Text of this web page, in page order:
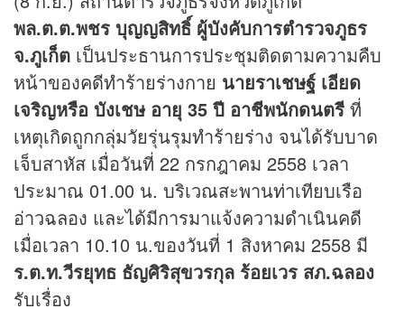
พล.ต.ต.พชร บุญญสิทธิ์ ผู้บังคับการตำรวจภูธร
จ.ภูเก็ต เป็นประธานการประชุมติดตามความคืบ
หน้าของคดีทำร้ายร่างกาย นายราเชษฐ์ เอียด
เจริญหรือ บังเชษ อายุ 35 ปี อาชีพนักดนตรี ที่
เหตุเกิดถูกกลุ่มวัยรุ่นรุมทำร้ายร่าง จนได้รับบาด
เจ็บสาหัส เมื่อวันที่ 22 กรกฎาคม 2558 เวลา
ประมาณ 01.00 น. บริเวณสะพานท่าเทียบเรือ
อ่าวฉลอง และได้มีการมาแจ้งความดำเนินคดี
เมื่อเวลา 10.10 น.ของวันที่ 1 สิงหาคม 2558 มี
ร.ต.ท.วีรยุทธ ธัญศิริสุขวรกุล ร้อยเวร สภ.ฉลอง
รับเรื่อง